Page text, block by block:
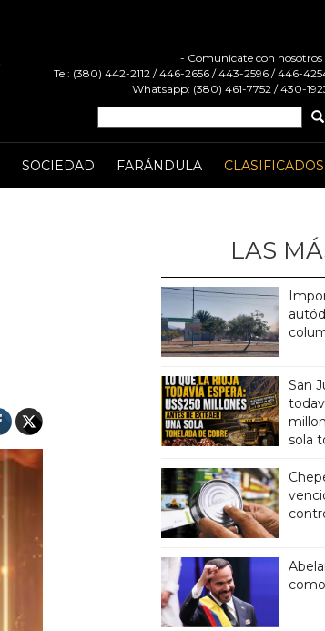
- Comunicate con nosotros
Tel: (380) 442-2112 / 446-2656 / 443-2596 / 446-
Whatsapp: (380) 461-7752 / 430-
SOCIEDAD FARÁNDULA CLASIFICADOS
LAS
San
sola